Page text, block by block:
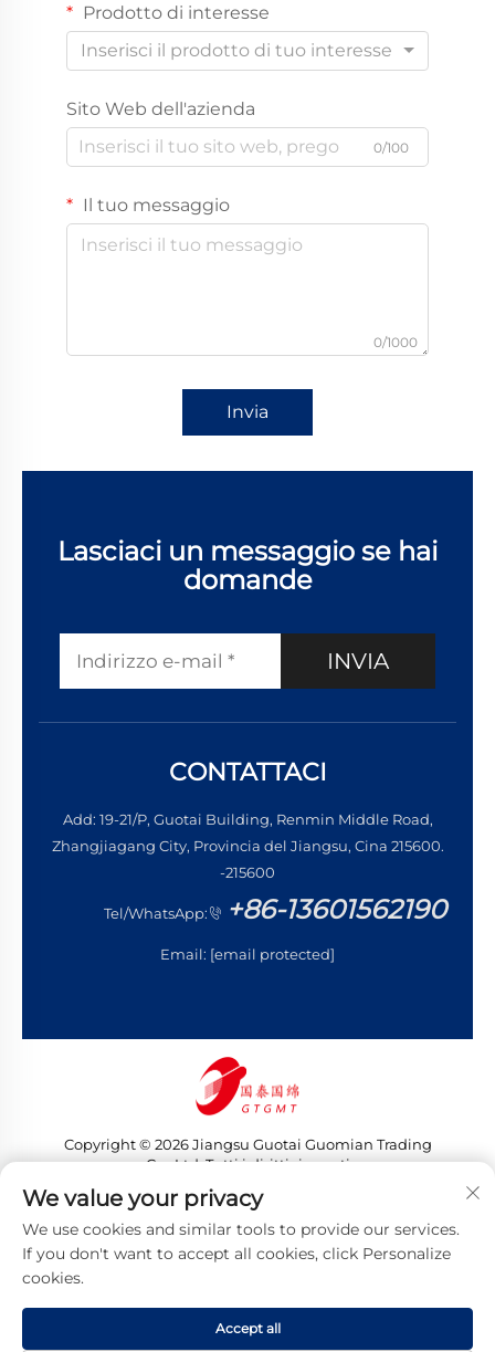
Prodotto di interesse
Inserisci il prodotto di tuo interesse
Sito Web dell'azienda
0/100
Il tuo messaggio
0/1000
Invia
Lasciaci un messaggio se hai
domande
INVIA
CONTATTACI
Add: 19-21/P, Guotai Building, Renmin Middle Road,
Zhangjiagang City, Provincia del Jiangsu, Cina 215600.
-215600
Tel/WhatsApp: +86-13601562190
Email: [email protected]
Copyright © 2026 Jiangsu Guotai Guomian Trading
Co., Ltd. Tutti i diritti riservati
Informativa sulla privacy
We value your privacy
We use cookies and similar tools to provide our services.
If you don't want to accept all cookies, click Personalize
cookies.
Accept all